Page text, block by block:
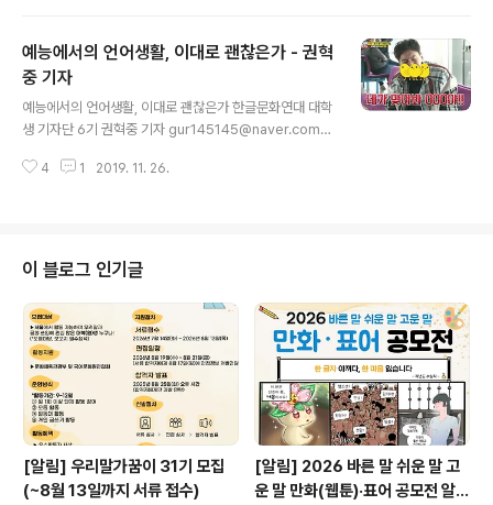
하게 하는 등 우리말 사용을 막은 것이다. 이러한 이유로 광
복을 한 지 74년이 지났음에도 일본어 찌꺼기가 남아 있어,
아직도 많은 사람들이 일본어인지도 모른 채 사용하는 말
들이 많다. 글쓴이 또한 국어국문학을 전공함에도, 일본어
인지 모르고 사용하는 말들이 많았다. 우리말로 착각하고
사용하는 대표적인 예로는 ‘기스’, ‘간지’, ‘시말서’, ‘도리’ 등
예능에서의 언어생활, 이대로 괜찮은가 - 권혁
중 기자
예능에서의 언어생활, 이대로 괜찮은가 한글문화연대 대학
생 기자단 6기 권혁중 기자 gur145145@naver.com
미를 주는 프로그램이다. 따라서 예능 프로그램에서 사용
기는 해도 출연자들이 즉흥적으로 유연하게 말할 수 있다.
심지어 최근에는 대본이 없는 ‘사실(리얼리티) 예능’도 나
오기 시작하면서 예능 분야에서의 대본은 중요성이 점차
사라지고 있다. 덕분에 출연자들의 자연스러운 입담이 재
미를 더하고는 있지만 문제는 이 과정에서 잘못된 언어표
현을 보여주어 시청자들의 언어생활을 해..
4 1 2019. 11. 26.
이 블로그 인기글
[알림] 우리말가꿈이 31기 모집
(~8월 13일까지 서류 접수)
[알림] 2026 바른 말 쉬운 말 고
운 말 만화(웹툰)·표어 공모전 알림